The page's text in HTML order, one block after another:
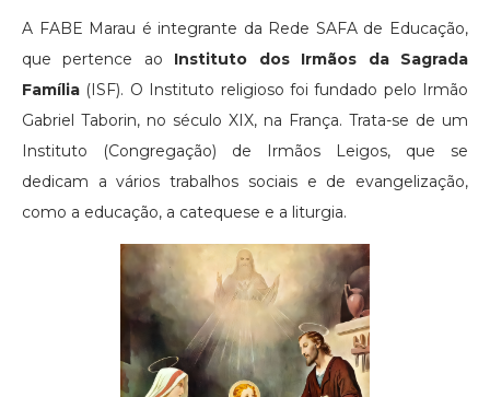
A FABE Marau é integrante da Rede SAFA de Educação,
que pertence ao Instituto dos Irmãos da Sagrada
Família (ISF). O Instituto religioso foi fundado pelo Irmão
Gabriel Taborin, no século XIX, na França. Trata-se de um
Instituto (Congregação) de Irmãos Leigos, que se
dedicam a vários trabalhos sociais e de evangelização,
como a educação, a catequese e a liturgia.